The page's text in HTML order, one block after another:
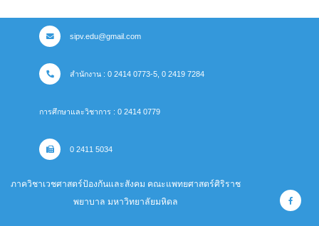
sipv.edu@gmail.com
สำนักงาน : 0 2414 0773-5, 0 2419 7284
การศึกษาและวิชาการ : 0 2414 0779
0 2411 5034
ภาควิชาเวชศาสตร์ป้องกันและสังคม คณะแพทยศาสตร์ศิริราช
พยาบาล มหาวิทยาลัยมหิดล